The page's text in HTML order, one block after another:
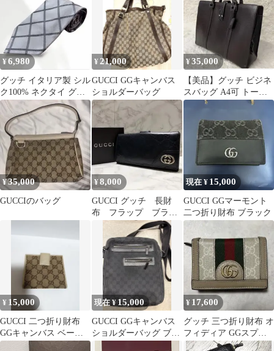
¥6,980
グッチ イタリア製 シル
ク100% ネクタイ グレ
ー ウインドウペン チェ
ック
¥ 21,000
GUCCI GGキャンバス
ショルダーバッグ
¥35,000
【美品】グッチ ビジネ
スバッグ A4可 トート
バッグ ジャッキー 金具
¥35,000
GUCCIのバッグ
¥8,000
GUCCI グッチ 長財
布 フラップ ブラッ
ク GG柄 シマ レザ
ー 銀ロゴ
現在 ¥ 15,000
GUCCI GGマーモント
二つ折り財布 ブラック
¥ 15,000
GUCCI 二つ折り財布
GGキャンバス ベージ
ュ
現在 ¥ 15,000
GUCCI GGキャンバス
ショルダーバッグ ブラ
ック
¥ 17,600
グッチ 三つ折り財布 オ
フィディア GGスプリ
ーム アイボリー